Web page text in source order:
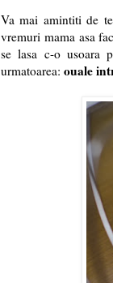
Va mai amintiti de
vremuri mama asa
se lasa c-o usoara
urmatoarea: ouale